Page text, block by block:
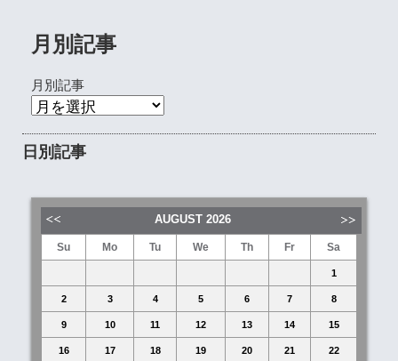
月別記事
月別記事
日別記事
AUGUST 2026
Su Mo Tu We Th Fr Sa
1
2 3 4 5 6 7 8
9 10 11 12 13 14 15
16 17 18 19 20 21 22